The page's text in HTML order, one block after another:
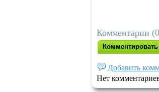
Комментарии
Комментировать
Добавить
Нет